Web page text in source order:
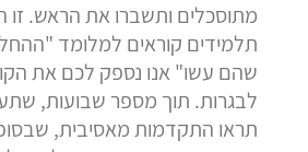
מתוסכלים ותשברו את הראש. זו
תלמידים קוראים למלומד
שהם עשו" אנו נספק לכם את
לבגרות. תוך מספר שבועות,
תראו התקדמות מאסיבית,